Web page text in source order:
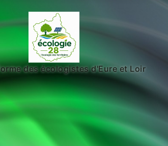
des écologistes d'Eure et Loir